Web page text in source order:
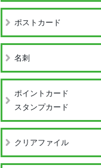
ポストカード
名刺
ポイントカード
スタンプカード
クリアファイル